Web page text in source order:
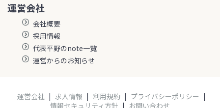
運営会社
会社概要
採用情報
代表平野のnote一覧
運営からのお知らせ
運営会社 | 求人情報 | 利用規約 | プライバシーポリシー |
情報セキュリティ方針 | お問い合わせ